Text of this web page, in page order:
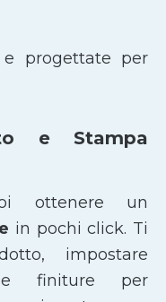
e progettate per
e Stampa
ottenere un
in pochi click. Ti
impostare
e finiture per